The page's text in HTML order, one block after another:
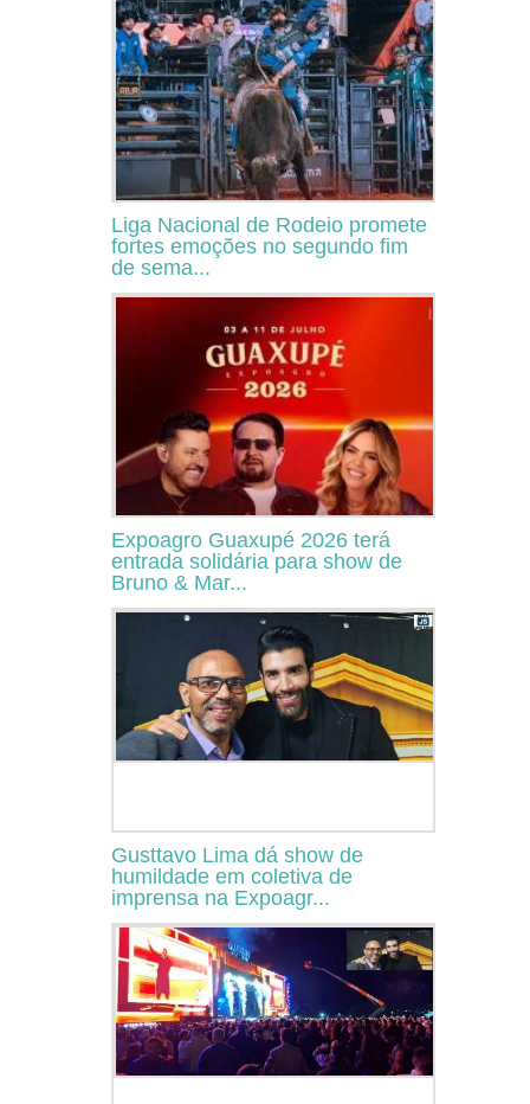
Liga Nacional de Rodeio promete
fortes emoções no segundo fim
de sema...
Expoagro Guaxupé 2026 terá
entrada solidária para show de
Bruno & Mar...
Gusttavo Lima dá show de
humildade em coletiva de
imprensa na Expoagr...